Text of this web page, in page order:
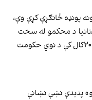
پونډه ځانګړې کړې وې،
د محکمو له سخت
مخالفت سره مخ شو او بالاخره په ۲۰۲۴کال کې د نوي حکومت